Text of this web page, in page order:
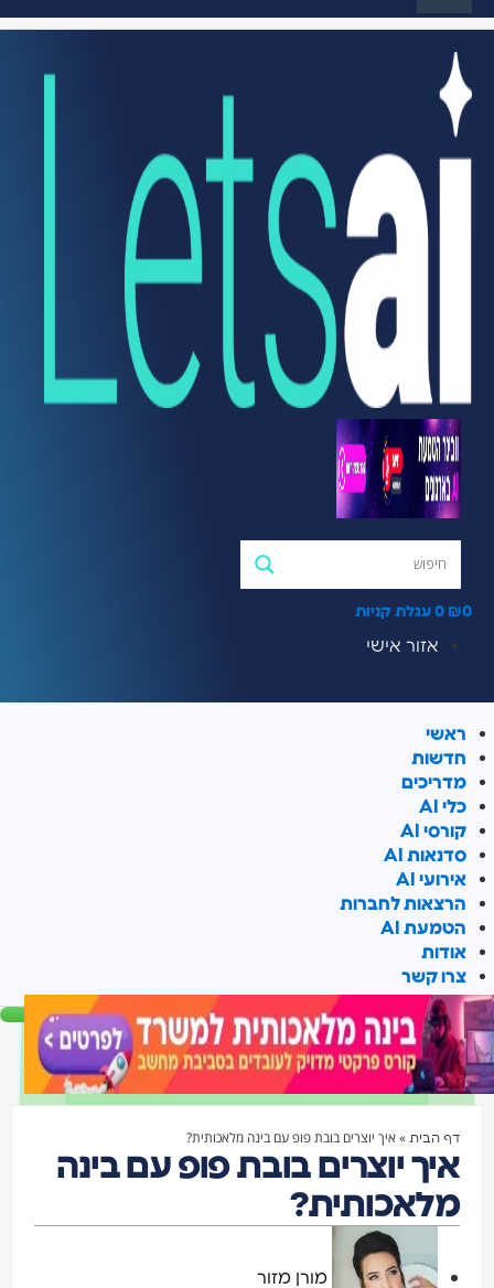
₪
0 עגלת קניות
אזור אישי
ראשי
חדשות
מדריכים
כלי AI
קורסי AI
סדנאות AI
אירועי AI
הרצאות לחברות
הטמעת AI
אודות
צרו קשר
דף הבית»איך יוצרים בובת פופ עם בינה מלאכותית?
איך יוצרים בובת פופ עם בינה
מלאכותית?
מורן מזור